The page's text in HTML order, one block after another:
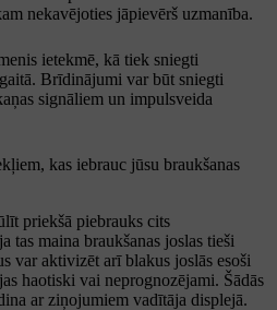
nekavējoties jāpievērš uzmanība.
ietekmē, kā tiek sniegti
Brīdinājumi var būt sniegti
signāliem un impulsveida
kas iebrauc jūsu braukšanas
priekšā piebrauks cits
tas maina braukšanas joslas tieši
var aktivizēt arī blakus joslās esoši
haotiski vai neprognozējami. Šādās
ar ziņojumiem vadītāja displejā.